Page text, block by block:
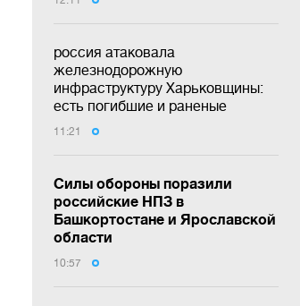
россия атаковала
железнодорожную
инфраструктуру Харьковщины:
есть погибшие и раненые
11:21
Силы обороны поразили
российские НПЗ в
Башкортостане и Ярославской
области
10:57